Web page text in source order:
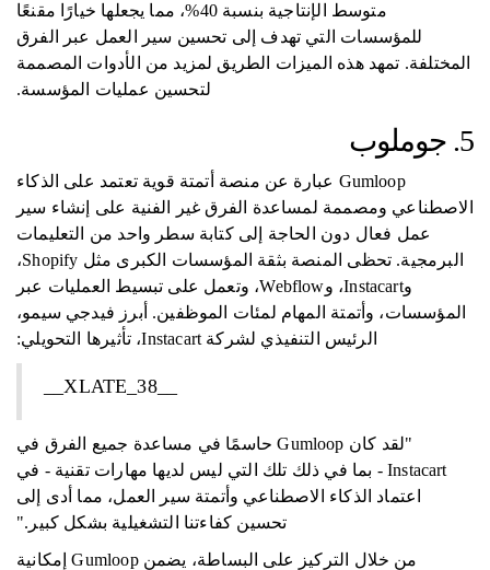
متوسط ​​الإنتاجية بنسبة 40%، مما يجعلها خيارًا مقنعًا
للمؤسسات التي تهدف إلى تحسين سير العمل عبر الفرق
المختلفة. تمهد هذه الميزات الطريق لمزيد من الأدوات المصممة
لتحسين عمليات المؤسسة.
5. جوملوب
Gumloop عبارة عن منصة أتمتة قوية تعتمد على الذكاء
الاصطناعي ومصممة لمساعدة الفرق غير الفنية على إنشاء سير
عمل فعال دون الحاجة إلى كتابة سطر واحد من التعليمات
البرمجية. تحظى المنصة بثقة المؤسسات الكبرى مثل Shopify،
وInstacart، وWebflow، وتعمل على تبسيط العمليات عبر
المؤسسات، وأتمتة المهام لمئات الموظفين. أبرز فيدجي سيمو،
الرئيس التنفيذي لشركة Instacart، تأثيرها التحويلي:
__XLATE_38__
"لقد كان Gumloop حاسمًا في مساعدة جميع الفرق في
Instacart - بما في ذلك تلك التي ليس لديها مهارات تقنية - في
اعتماد الذكاء الاصطناعي وأتمتة سير العمل، مما أدى إلى
تحسين كفاءتنا التشغيلية بشكل كبير."
من خلال التركيز على البساطة، يضمن Gumloop إمكانية